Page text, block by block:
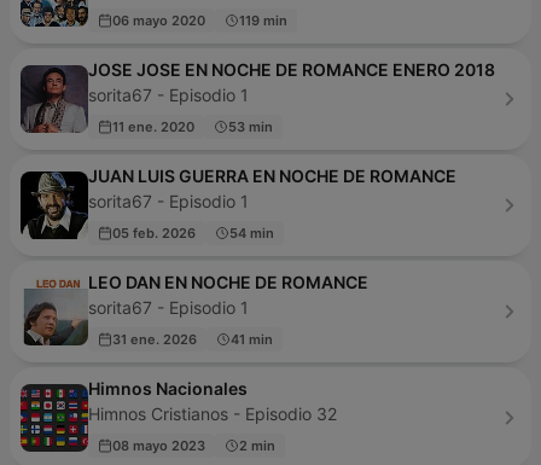
06 mayo 2020 119 min
JOSE JOSE EN NOCHE DE ROMANCE ENERO 2018
sorita67 - Episodio 1
11 ene. 2020 53 min
JUAN LUIS GUERRA EN NOCHE DE ROMANCE
sorita67 - Episodio 1
05 feb. 2026 54 min
LEO DAN EN NOCHE DE ROMANCE
sorita67 - Episodio 1
31 ene. 2026 41 min
Himnos Nacionales
Himnos Cristianos - Episodio 32
08 mayo 2023 2 min